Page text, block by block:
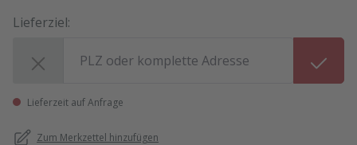
Lieferziel:
Lieferzeit auf Anfrage
Zum Merkzettel hinzufügen